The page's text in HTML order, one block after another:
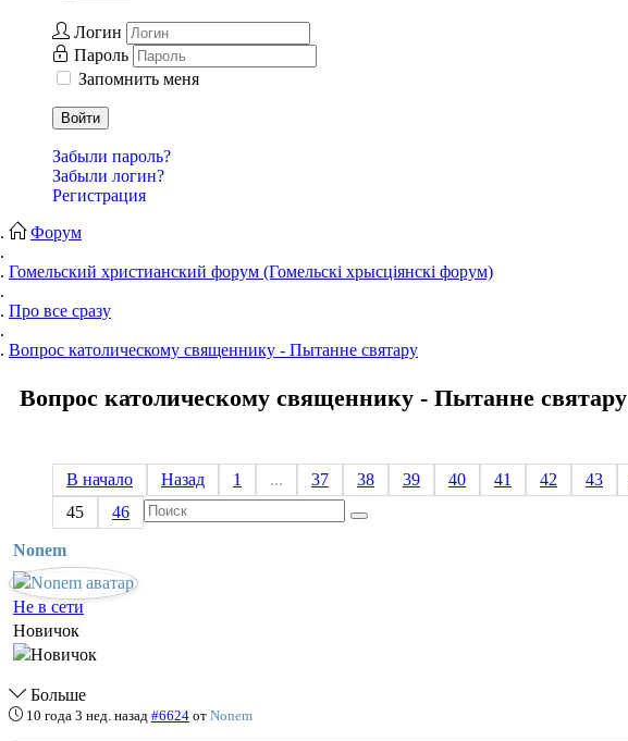
Логин
Пароль
Запомнить меня
Войти
Забыли пароль?
Забыли логин?
Регистрация
Форум
Гомельский христианский форум (Гомельскі хрысціянскі форум)
Про все сразу
Вопрос католическому священнику - Пытанне святару
Вопрос католическому священнику - Пытанне святару
В начало Назад 1 ... 37 38 39 40 41 42 43
45
46
Nonem
Не в сети
Новичок
Больше
10 года 3 нед. назад #6624 от Nonem